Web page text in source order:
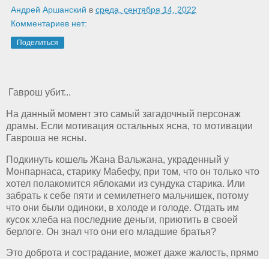
Андрей Аршанский в среда, сентября 14, 2022
Комментариев нет:
Поделиться
Гаврош убит...
На данный момент это самый загадочный персонаж
драмы. Если мотивация остальных ясна, то мотивации
Гавроша не ясны.
Подкинуть кошель Жана Вальжана, украденный у
Монпарнаса, старику Мабефу, при том, что он только что
хотел полакомится яблоками из сундука старика. Или
забрать к себе пяти и семилетнего мальчишек, потому
что они были одиноки, в холоде и голоде. Отдать им
кусок хлеба на последние деньги, приютить в своей
берлоге. Он знал что они его младшие братья?
Это доброта и сострадание, может даже жалость, прямо